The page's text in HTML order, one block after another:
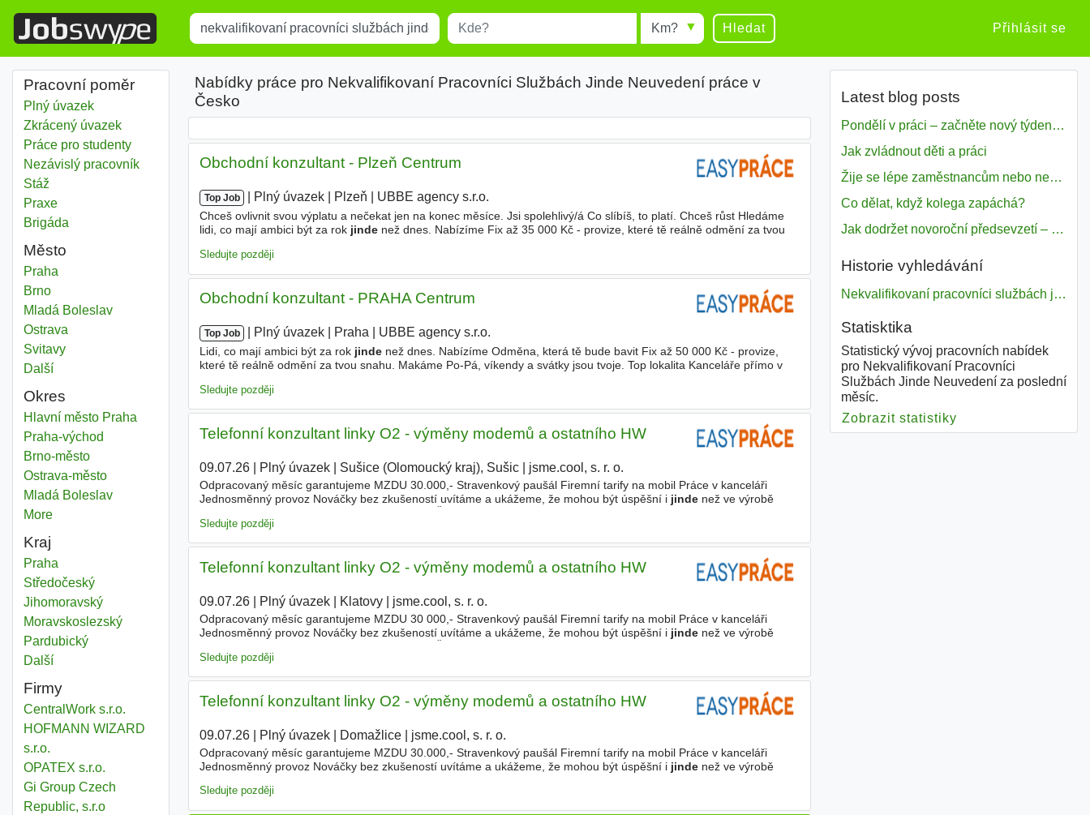
Title Místo Radius Hledat Přihlásit se
Pracovní poměr
Plný úvazek
Zkrácený úvazek
Práce pro studenty
Nezávislý pracovník
Stáž
Praxe
Brigáda
Město
Nekvalifikovaní pracovníci službách jinde neuvedení
Praha
Nekvalifikovaní pracovníci službách jinde neuvedení
Brno
Nekvalifikovaní pracovníci službách jinde neuvedení
Mladá Boleslav
Nekvalifikovaní pracovníci službách jinde neuvedení
Ostrava
Nekvalifikovaní pracovníci službách jinde neuvedení
Svitavy
Dalšíměsta
Okres
Nekvalifikovaní pracovníci službách jinde neuvedení
Hlavní město Praha
Nekvalifikovaní pracovníci službách jinde neuvedení
Praha-východ
Nekvalifikovaní pracovníci službách jinde neuvedení
Brno-městoOkres
Nekvalifikovaní pracovníci službách jinde neuvedení
Ostrava-městoOkres
Nekvalifikovaní pracovníci službách jinde neuvedení
Mladá BoleslavOkres
Moredistricts
Kraj
Nekvalifikovaní pracovníci službách jinde neuvedení
Praha
Nekvalifikovaní pracovníci službách jinde neuvedení
StředočeskýKraj
Nekvalifikovaní pracovníci službách jinde neuvedení
JihomoravskýKraj
Nekvalifikovaní pracovníci službách jinde neuvedení
MoravskoslezskýKraj
Nekvalifikovaní pracovníci službách jinde neuvedení
PardubickýKraj
Dalšíkraj
Firmy
CentralWork s.r.o.
HOFMANN WIZARD
s.r.o.
OPATEX s.r.o.
Gi Group Czech
Republic, s.r.o
Nabídky práce pro Nekvalifikovaní Pracovníci Službách Jinde Neuvedení práce v
Česko
Obchodní konzultant - Plzeň Centrum
Top Job Plný úvazek Plzeň UBBE agency s.r.o.
Chceš ovlivnit svou výplatu a nečekat jen na konec měsíce. Jsi spolehlivý/á Co slíbíš, to platí. Chceš růst Hledáme
lidi, co mají ambici být za rok jindenež dnes. Nabízíme Fix až 35 000 Kč - provize, které tě reálně odmění za tvou
Sledujte později
Obchodní konzultant - PRAHA Centrum
Top Job Plný úvazek Praha UBBE agency s.r.o.
Lidi, co mají ambici být za rok jindenež dnes. Nabízíme Odměna, která tě bude bavit Fix až 50 000 Kč - provize,
které tě reálně odmění za tvou snahu. Makáme Po-Pá, víkendy a svátky jsou tvoje. Top lokalita Kanceláře přímo v
Sledujte později
Telefonní konzultant linky O2 - výměny modemů a ostatního HW
09.07.26| Plný úvazek| Sušice (Olomoucký kraj), Sušic| jsme.cool, s. r. o.
Odpracovaný měsíc garantujeme MZDU 30.000,- Stravenkový paušál Firemní tarify na mobil Práce v kanceláři
Jednosměnný provoz Nováčky bez zkušeností uvítáme a ukážeme, že mohou být úspěšní i jindenež ve výrobě
Sledujte později
Telefonní konzultant linky O2 - výměny modemů a ostatního HW
09.07.26| Plný úvazek| Klatovy| jsme.cool, s. r. o.
Odpracovaný měsíc garantujeme MZDU 30 000,- Stravenkový paušál Firemní tarify na mobil Práce v kanceláři
Jednosměnný provoz Nováčky bez zkušeností uvítáme a ukážeme, že mohou být úspěšní i jindenež ve výrobě
Sledujte později
Telefonní konzultant linky O2 - výměny modemů a ostatního HW
09.07.26| Plný úvazek| Domažlice| jsme.cool, s. r. o.
Odpracovaný měsíc garantujeme MZDU 30.000,- Stravenkový paušál Firemní tarify na mobil Práce v kanceláři
Jednosměnný provoz Nováčky bez zkušeností uvítáme a ukážeme, že mohou být úspěšní i jindenež ve výrobě
Sledujte později
Latest blog posts
Pondělí v práci – začněte nový týden s motivací
Jak zvládnout děti a práci
Žije se lépe zaměstnancům nebo nezavislým pracovníkům
Co dělat, když kolega zapáchá?
Jak dodržet novoroční předsevzetí – naše tipy pro dobrý začátek roku 2018
Historie vyhledávání
Nekvalifikovaní pracovníci službách jinde neuvedení
Statisktika
Statistický vývoj pracovních nabídek
pro Nekvalifikovaní Pracovníci
Službách Jinde Neuvedení za poslední
měsíc.
Zobrazit statistiky